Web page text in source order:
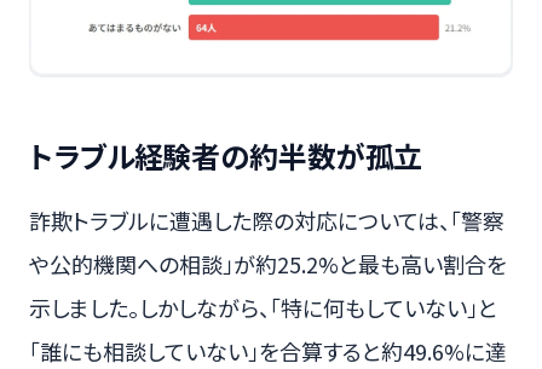
トラブル経験者の約半数が孤立
詐欺トラブルに遭遇した際の対応については、「警察
や公的機関への相談」が約25.2%と最も高い割合を
示しました。しかしながら、「特に何もしていない」と
「誰にも相談していない」を合算すると約49.6%に達